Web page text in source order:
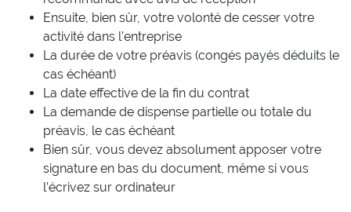
Ensuite, bien sûr, votre volonté de cesser votre
activité dans l’entreprise
La durée de votre préavis (congés payés déduits le
cas échéant)
La date effective de la fin du contrat
La demande de dispense partielle ou totale du
préavis, le cas échéant
Bien sûr, vous devez absolument apposer votre
signature en bas du document, même si vous
l’écrivez sur ordinateur